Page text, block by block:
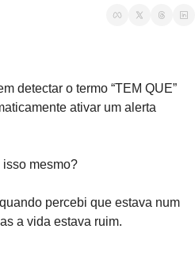
detectar o termo “TEM QUE”
ativar um alerta
mesmo?
percebi que estava num
a vida estava ruim.